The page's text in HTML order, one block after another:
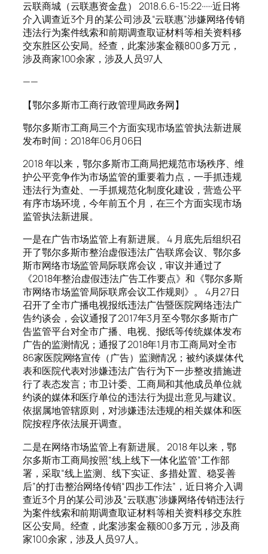
云联商城（云联惠资金盘） 2018.6.6-15:22······近日将
介入调查近3个月的某公司涉及“云联惠”涉嫌网络传销
违法行为案件线索和前期调查取证材料等相关资料移
交东胜区公安局。经查，此案涉案金额800多万元，
涉及商家100余家，涉及人员97人
——
【鄂尔多斯市工商行政管理局政务网】
鄂尔多斯市工商局三个方面实现市场监管执法新进展
发布时间：2018年06月06日
2018 年以来，鄂尔多斯市工商局把规范市场秩序、维
护公平竞争作为市场监管的重要着力点，一手抓违规
违法行为查处、一手抓规范化制度化建设，营造公平
有序市场环境，今年前五个月，在三个方面实现市场
监管执法新进展。
一是在广告市场监管上有新进展。 4 月底先后组织召
开了鄂尔多斯市整治虚假违法广告联席会议、鄂尔多
斯市网络市场监管局际联席会议，审议并通过了
《2018年整治虚假违法广告工作要点》和《鄂尔多斯
市网络市场监管局际联席会议工作规则》。 4月27日
召开了全市广播电视报纸违法广告暨医院网络违法广
告约谈会，会议通报了2017年3月至今鄂尔多斯市广
告监管平台对全市广播、电视、报纸等传统媒体发布
广告的监测情况；通报了2018年1月市工商局对全市
86家医院网络宣传（广告）监测情况；被约谈媒体代
表和医院代表对涉嫌违法广告行为下一步整改措施进
行了表态发言；市卫计委、工商局和其他成员单位就
约谈的媒体和医疗单位的违法行为提出意见与建议。
依据属地管辖原则，对涉嫌违法违规的相关媒体和医
院按程序依法展开调查。
二是在网络市场监管上有新进展。 2018 年以来，鄂
尔多斯市工商局按照“线上线下一体化监管”工作部
署，采取“线上监测、线下实证、多措处置、稳妥善
后”的打击整治网络传销“四步工作法”，近日将介入调
查近3个月的某公司涉及“云联惠”涉嫌网络传销违法行
为案件线索和前期调查取证材料等相关资料移交东胜
区公安局。经查，此案涉案金额800多万元，涉及商
家100余家，涉及人员97人。